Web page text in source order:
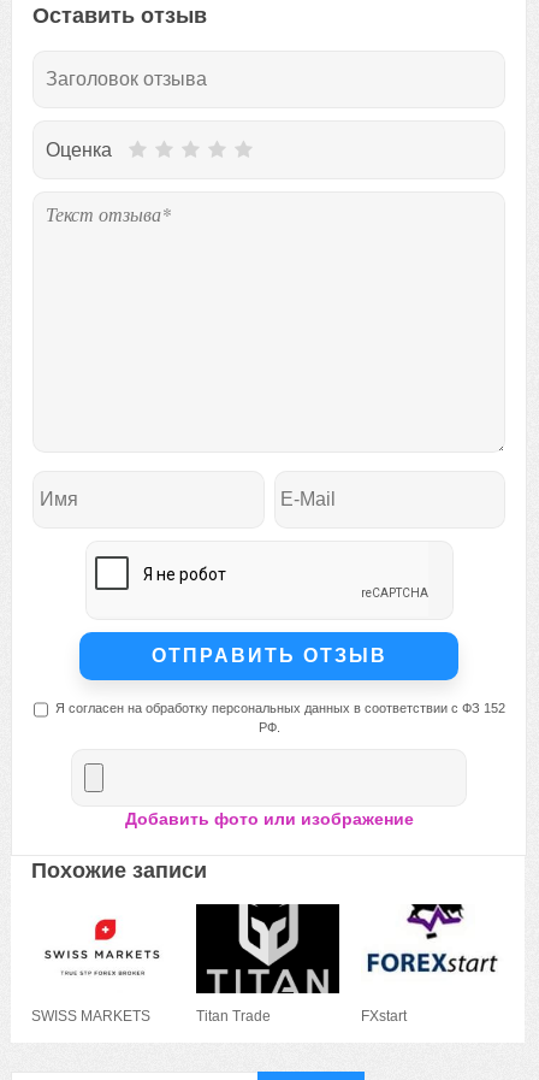
Оставить отзыв
Оценка
Я согласен на обработку персональных данных в соответствии с ФЗ 152
РФ.
Добавить фото или изображение
Похожие записи
SWISS MARKETS Titan Trade FXstart